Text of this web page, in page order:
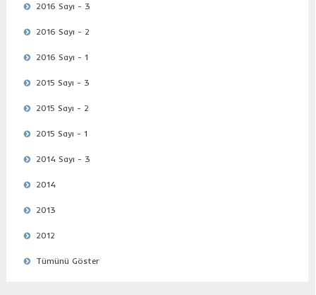
2016 Sayı - 3
2016 Sayı - 2
2016 Sayı - 1
2015 Sayı - 3
2015 Sayı - 2
2015 Sayı - 1
2014 Sayı - 3
2014
2013
2012
Tümünü Göster